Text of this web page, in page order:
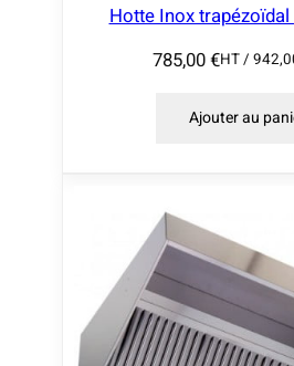
Hotte Inox
785,00€HT /
Ajouter au